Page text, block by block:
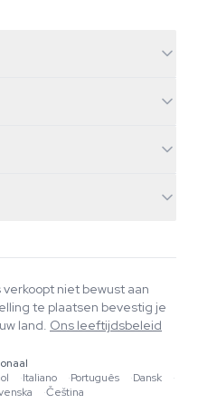
niet bewust aan
te plaatsen bevestig je
land. Ons leeftijdsbeleid
·Italiano ·Português ·Dansk
·
·Čeština